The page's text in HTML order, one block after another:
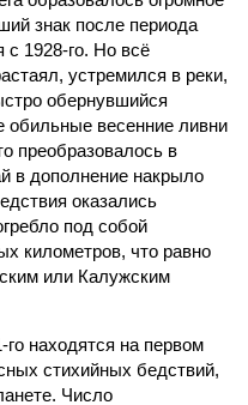
знак после периода
с 1928-го. Но всё
устремился в реки,
обернувшийся
обильные весенние ливни
преобразовалось в
в дополнение накрыло
оказались
под собой
километров, что равно
или Калужским
находятся на первом
стихийных бедствий,
Число